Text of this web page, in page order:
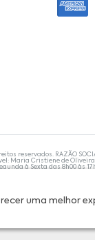
uma melhor
reservados. RAZÃO
Maria Cristiene de
à Sexta das 8h00 às
forma alguma, substituem
adequado. Se os
que você possa realizar
sujeitos à confirmação